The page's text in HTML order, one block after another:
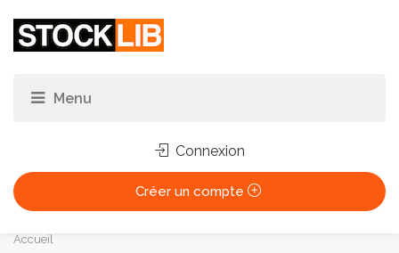
Connexion
Créer un compte
Vous
Accueil